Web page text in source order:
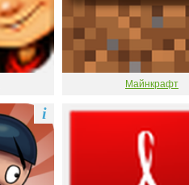
Майнкрафт
i